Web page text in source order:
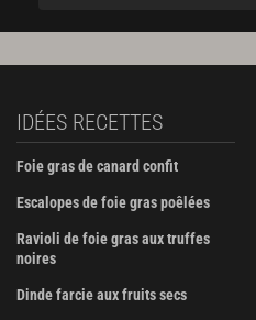
IDÉES RECETTES
Foie gras de canard confit
Escalopes de foie gras poêlées
Ravioli de foie gras aux truffes
noires
Dinde farcie aux fruits secs